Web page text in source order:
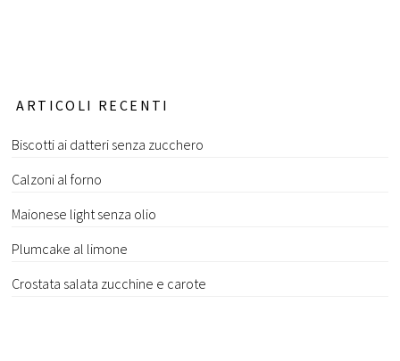
ARTICOLI RECENTI
Biscotti ai datteri senza zucchero
Calzoni al forno
Maionese light senza olio
Plumcake al limone
Crostata salata zucchine e carote